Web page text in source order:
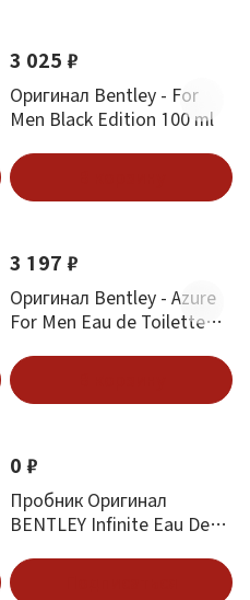
3 025 ₽
Оригинал Bentley - For
Men Black Edition 100 ml
3 197 ₽
Оригинал Bentley - Azure
For Men Eau de Toilette
0 ₽
Пробник Оригинал
BENTLEY Infinite Eau De